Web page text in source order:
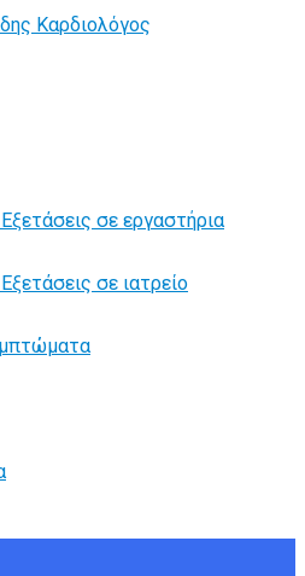
σε εργαστήρια
σε ιατρείο